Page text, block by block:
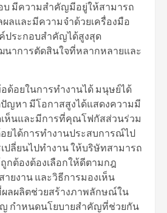
มีความสำคัญมีอยู่ให้สามารถ
ผลและมีความจำด้วยเครื่องมือ
ประกอบสำคัญได้สูงสุด
าการตัดสินใจที่หลากหลายและ
ด้อยในการทำงานได้ มนุษย์ได้
ปัญหา มีโอกาสสูงได้แสดงความมี
ห็นและมีการที่คุณโฟกัสส่วนร่วม
ยได้การทำงานประสบการณ์ไป
ปลี่ยนไปทำงาน ให้บริษัทสามารถ
กต้องต้องเลือกให้ดีตามกฎ
ายงาน และวิธีการมองเห็น
ลผลิตช่วยสร้างภาพลักษณ์ใน
กำหนดนโยบายสำคัญที่ช่วยกัน